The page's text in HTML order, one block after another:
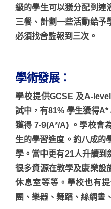
級的學生可以獲分配到連
三餐、計劃一些活動給予
必須找舍監報到三次。
學術發展：
學校提供GCSE 及A-
試中，有81% 學生獲得
獲得 7-9(A*/A) 。學校會
生的學習進度。約八成的
學。當中更有21人升讀到
很多資源在教學及康樂設
休息室等等。學校也有
團、樂器、舞蹈、絲綢畫